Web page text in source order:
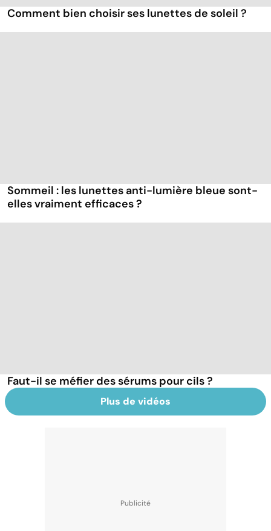
Comment bien choisir ses lunettes de soleil ?
Sommeil : les lunettes anti-lumière bleue sont-
elles vraiment efficaces ?
Faut-il se méfier des sérums pour cils ?
Plus de vidéos